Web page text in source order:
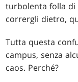
turbolenta folla di
corrergli dietro,
Tutta questa
campus, senza
caos. Perché?